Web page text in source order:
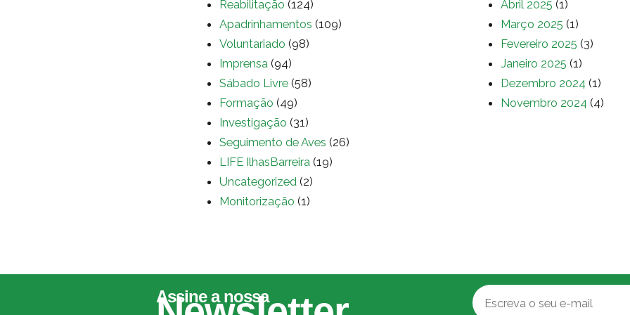
Reabilitação (124)
Apadrinhamentos (109)
Voluntariado (98)
Imprensa (94)
Sábado Livre (58)
Formação (49)
Investigação (31)
Seguimento de Aves (26)
LIFE IlhasBarreira (19)
Uncategorized (2)
Monitorização (1)
Abril 2025 (1)
Março 2025 (1)
Fevereiro 2025 (3)
Janeiro 2025 (1)
Dezembro 2024 (1)
Novembro 2024 (4)
Assine a nossa